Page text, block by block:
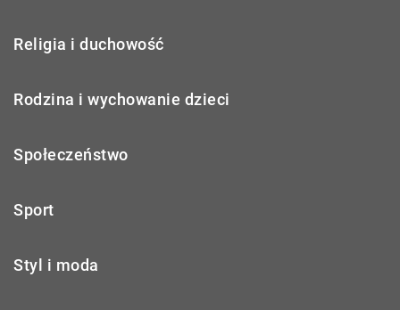
Religia i duchowość
Rodzina i wychowanie dzieci
Społeczeństwo
Sport
Styl i moda